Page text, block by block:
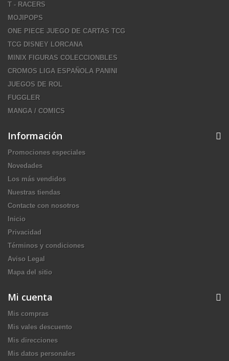
T - RACERS
MOJIPOPS
ONE PIECE JUEGO DE CARTAS TCG
TCG DISNEY LORCANA
MINIX FIGURAS COLECCIONBLES
CROMOS LIGA ESPAÑOLA PANINI
JUEGOS DE ROL
FUGGLER
MANGA / COMICS
Información
Promociones especiales
Novedades
Los más vendidos
Nuestras tiendas
Contacte con nosotros
Inicio
Privacidad
Términos y condiciones
Aviso Legal
Mapa del sitio
Mi cuenta
Mis compras
Mis vales descuento
Mis direcciones
Mis datos personales